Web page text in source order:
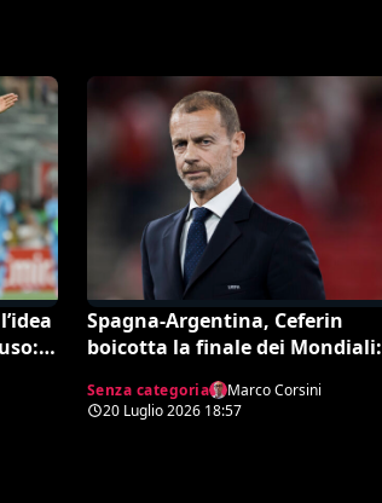
i
Spagna-Argentina, Ceferin
boicotta la finale dei Mondiali:
il caso Balogun
Senza categoria
Marco Corsini
20 Luglio 2026 18:57